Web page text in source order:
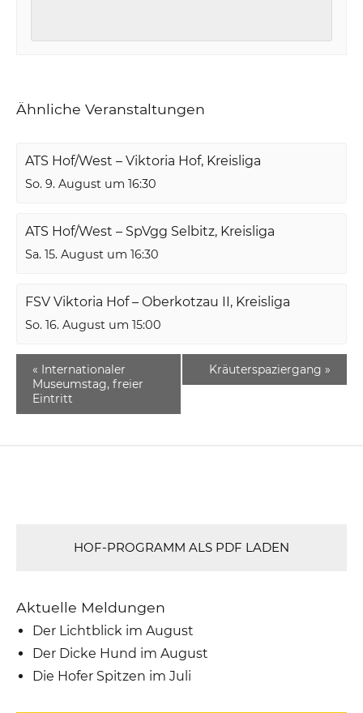
Ähnliche Veranstaltungen
ATS Hof/West – Viktoria Hof, Kreisliga
So. 9. August um 16:30
ATS Hof/West – SpVgg Selbitz, Kreisliga
Sa. 15. August um 16:30
FSV Viktoria Hof – Oberkotzau II, Kreisliga
So. 16. August um 15:00
« Internationaler
Museumstag, freier
Eintritt
Kräuterspaziergang »
HOF-PROGRAMM ALS PDF LADEN
Aktuelle Meldungen
Der Lichtblick im August
Der Dicke Hund im August
Die Hofer Spitzen im Juli